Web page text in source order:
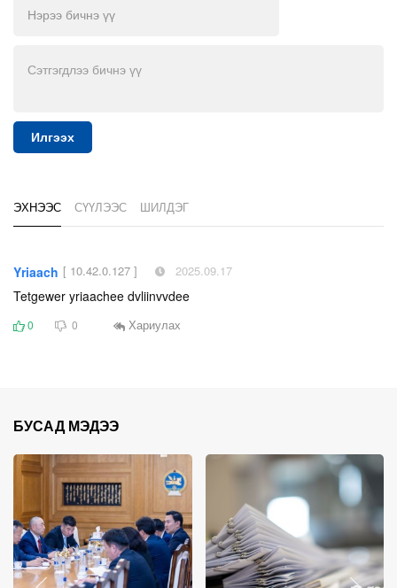
Илгээх
ЭХНЭЭС СҮҮЛЭЭС ШИЛДЭГ
Yriaach [ 10.42.0.127 ] 2025.09.17
Tetgewer yriaachee dvliinvvdee
0 0 Хариулах
БУСАД МЭДЭЭ